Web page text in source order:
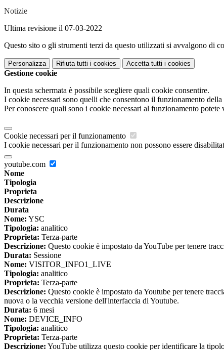
Notizie
Ultima revisione il 07-03-2022
Questo sito o gli strumenti terzi da questo utilizzati si avvalgono di
Personalizza Rifiuta tutti i cookies Accetta tutti i cookies
Gestione cookie
In questa schermata è possibile scegliere quali cookie consentire.
I cookie necessari sono quelli che consentono il funzionamento
Per conoscere quali sono i cookie necessari al funzionamento potete
Cookie necessari per il funzionamento
I cookie necessari per il funzionamento non possono essere
youtube.com
Nome
Tipologia
Proprieta
Descrizione
Durata
Nome: YSC
Tipologia: analitico
Proprieta: Terza-parte
Descrizione: Questo cookie è impostato da YouTube per tenere
Durata: Sessione
Nome: VISITOR_INFO1_LIVE
Tipologia: analitico
Proprieta: Terza-parte
Descrizione: Questo cookie è impostato da Youtube per tenere
nuova o la vecchia versione dell'interfaccia di Youtube.
Durata: 6 mesi
Nome: DEVICE_INFO
Tipologia: analitico
Proprieta: Terza-parte
Descrizione: YouTube utilizza questo cookie per identificare la